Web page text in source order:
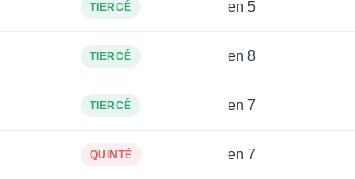
TIERCÉ en 5
TIERCÉ en 8
TIERCÉ en 7
QUINTÉ en 7